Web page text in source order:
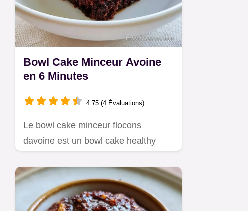
Bowl Cake Minceur Avoine
en 6 Minutes
4.75 (4 Évaluations)
Le bowl cake minceur flocons
davoine est un bowl cake healthy